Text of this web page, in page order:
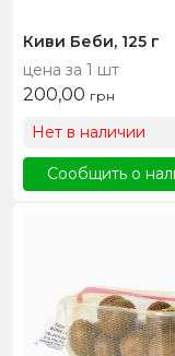
Киви Беби, 125 г
цена за 1 шт
200,00 грн
Нет в наличии
Сообщить о